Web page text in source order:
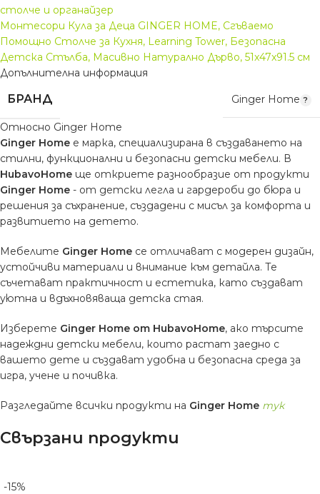
столче и органайзер
Монтесори Кула за Деца GINGER HOME, Сгъваемо
Помощно Столче за Кухня, Learning Tower, Безопасна
Детска Стълба, Масивно Натурално Дърво, 51x47x91.5 см
Допълнителна информация
БРАНД Ginger Home
Относно Ginger Home
Ginger Home е марка, специализирана в създаването на
стилни, функционални и безопасни детски мебели. В
HubavoHome ще откриете разнообразие от продукти
Ginger Home - от детски легла и гардероби до бюра и
решения за съхранение, създадени с мисъл за комфорта и
развитието на детето.
Мебелите Ginger Home се отличават с модерен дизайн,
устойчиви материали и внимание към детайла. Те
съчетават практичност и естетика, като създават
уютна и вдъхновяваща детска стая.
Изберете Ginger Home от HubavoHome, ако търсите
надеждни детски мебели, които растат заедно с
вашето дете и създават удобна и безопасна среда за
игра, учене и почивка.
Разгледайте всички продукти на Ginger Home тук
Свързани продукти
-15%